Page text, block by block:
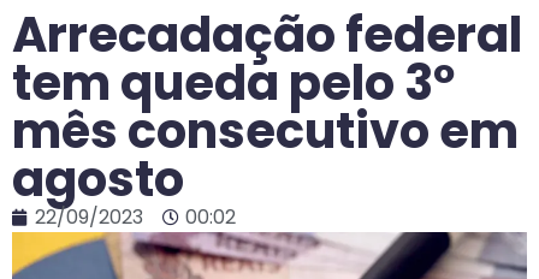
Arrecadação federal
tem queda pelo 3º
mês consecutivo em
agosto
22/09/2023 00:02